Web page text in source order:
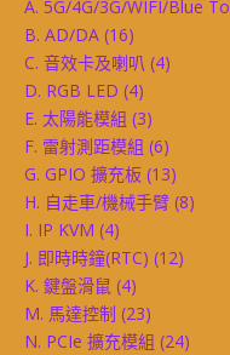
A. 5G/4G/3G/WIFI/Blue
B. AD/DA (16)
C. 音效卡及喇叭 (4)
D. RGB LED (4)
E. 太陽能模組 (3)
F. 雷射測距模組 (6)
G. GPIO 擴充板 (13)
H. 自走車/機械手臂 (8)
I. IP KVM (4)
J. 即時時鐘(RTC) (12)
K. 鍵盤滑鼠 (4)
M. 馬達控制 (23)
N. PCIe 擴充模組 (24)